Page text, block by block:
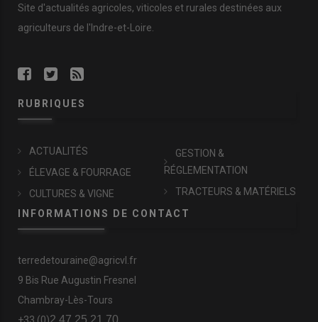
Site d'actualités agricoles, viticoles et rurales destinées aux
agriculteurs de l'Indre-et-Loire.
RUBRIQUES
ACTUALITÉS
ÉLEVAGE & FOURRAGE
CULTURES & VIGNE
GESTION &
RÉGLEMENTATION
TRACTEURS & MATÉRIELS
INFORMATIONS DE CONTACT
terredetouraine@agricvl.fr
9 Bis Rue Augustin Fresnel
Chambray-Lès-Tours
2 47 25 21 70